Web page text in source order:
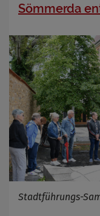
Sömmerda
Stadtführungs-